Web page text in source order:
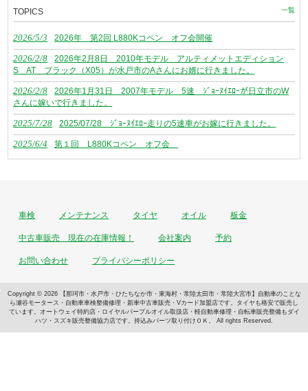
TOPICS 一覧
2026/5/3 2026年 第2回 L880Kコペン オフ会開催
2026/2/8
2026年2月8日 2010年モデル アルティメットエディション
S AT ブラック（X05）が水戸市のAさんにお婿に行きました。
2026/2/8
2026年1月31日 2007年モデル 5速 ｼﾞｮｰﾇｲｴﾛｰが日立市のW
さんに嫁いで行きました。
2025/7/28 2025/07/28 ｼﾞｮｰﾇｲｴﾛｰ走りの5速車がお嫁に行きました。
2025/6/4 第１回 L880Kコペン オフ会
車検 メンテナンス タイヤ オイル 板金
中古車販売 現在の在庫情報！ 会社案内 予約
お問い合わせ プライバシーポリシー
Copyright © 2026 【那珂市・水戸市・ひたちなか市・東海村・常陸太田市・常陸大宮市】自動車のことな
ら瀬谷モータース・自動車車検整備修理・新車中古車販売・Vカード加盟店です。タイヤも格安で販売し
ています。オートウェイ特約店・ロイヤルパープルオイル取扱店・軽自動車修理・自転車販売整備もダイ
ハツ・スズキ販売整備協力店です。持込みパーツ取り付けＯＫ。 All rights Reserved.